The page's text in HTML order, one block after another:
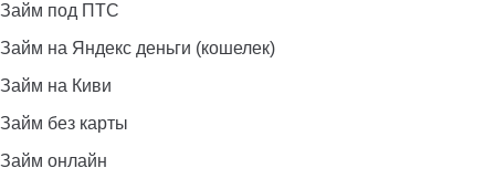
Займ под ПТС
Займ на Яндекс деньги (кошелек)
Займ на Киви
Займ без карты
Займ онлайн